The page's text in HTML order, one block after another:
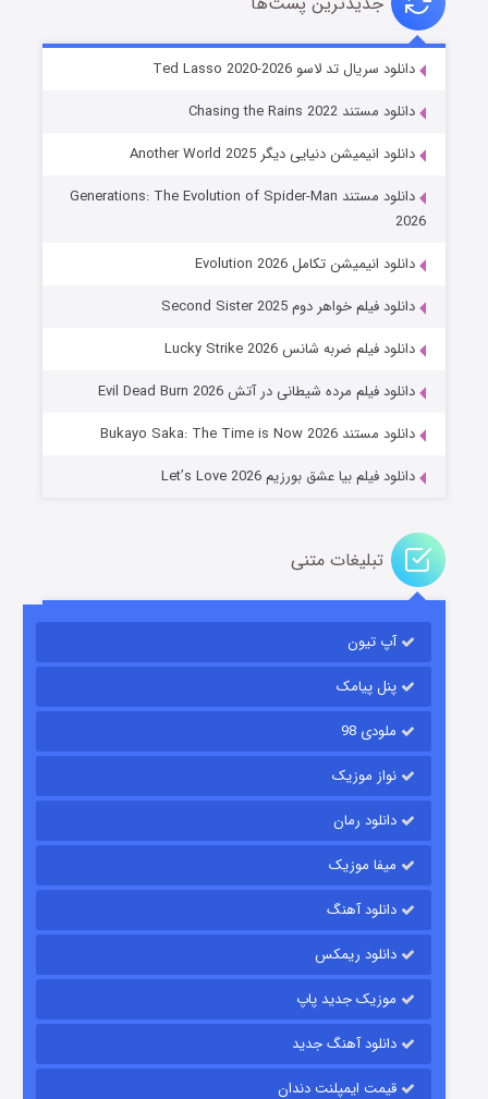
خاندان اژدها فصل ۳
جادوگری در مغولستان
باب اسفنجی فصل ۱۷
قسمت6 (زیرنویس) منتشر شد
قسمت15 (دوبله) منتشر شد
دانلود سریال تد لاسو Ted Lasso 2020-2026
دانلود مستند Chasing the Rains 2022
دانلود انیمیشن دنیایی دیگر Another World 2025
دانلود مستند Generations: The Evolution of Spider-Man
2026
دانلود انیمیشن تکامل Evolution 2026
دانلود فیلم خواهر دوم Second Sister 2025
دانلود فیلم ضربه شانس Lucky Strike 2026
دانلود فیلم مرده شیطانی در آتش Evil Dead Burn 2026
دانلود مستند Bukayo Saka: The Time is Now 2026
دانلود فیلم بیا عشق بورزیم Let’s Love 2026
تبلیغات متنی
آپ تیون
پنل پیامک
ملودی 98
نواز موزیک
دانلود رمان
میفا موزیک
دانلود آهنگ
دانلود ریمکس
موزیک جدید پاپ
دانلود آهنگ جدید
قیمت ایمپلنت دندان